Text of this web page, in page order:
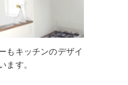
もキッチンのデザイ
ます。